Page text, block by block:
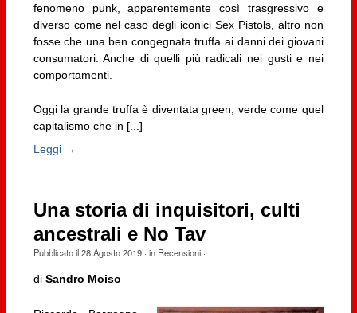
fenomeno punk, apparentemente così trasgressivo e
diverso come nel caso degli iconici Sex Pistols, altro non
fosse che una ben congegnata truffa ai danni dei giovani
consumatori. Anche di quelli più radicali nei gusti e nei
comportamenti.
Oggi la grande truffa è diventata green, verde come quel
capitalismo che in [...]
Leggi →
Una storia di inquisitori, culti
ancestrali e No Tav
Pubblicato il28 Agosto 2019· in Recensioni·
di Sandro Moiso